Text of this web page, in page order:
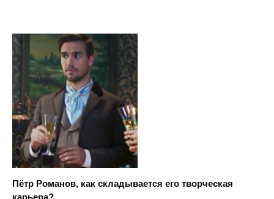
Пётр Романов, как складывается его творческая
карьера?